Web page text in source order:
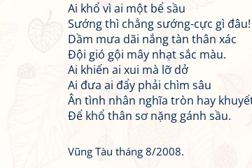
Ai khổ vì ai một bể sầu
Sướng thì chẳng sướng-cực gì đâu!
Dầm mưa dãi nắng tàn thân xác
Đội gió gội mây nhạt sắc màu.
Ai khiến ai xui mà lỡ dở
Ai đưa ai đẩy phải chìm sâu
Ân tình nhân nghĩa tròn hay
Để khổ thân sơ nặng gánh sầu.
Vũng Tàu tháng 8/2008.